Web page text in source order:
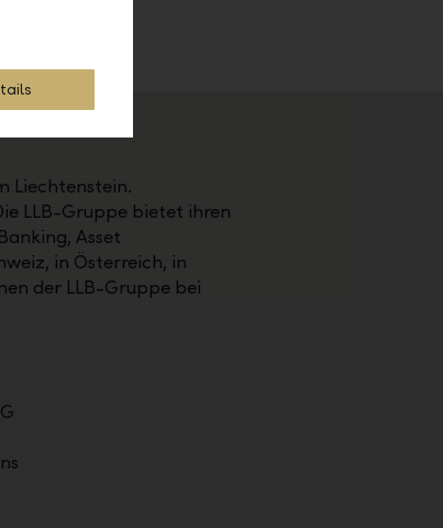
Liechtenstein.
LLB-Gruppe bietet ihren
Asset
in Österreich, in
der LLB-Gruppe bei